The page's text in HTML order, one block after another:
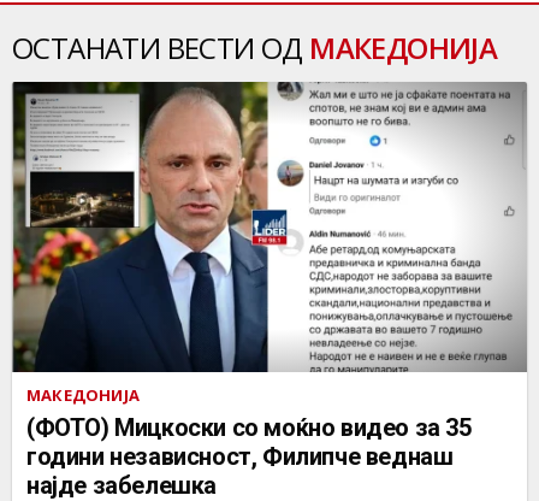
ОСТАНАТИ ВЕСТИ ОД МАКЕДОНИЈА
МАКЕДОНИЈА
(ФОТО) Мицкоски со моќно видео за 35
години независност, Филипче веднаш
најде забелешка